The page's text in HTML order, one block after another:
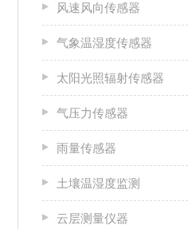
风速风向传感器
气象温湿度传感器
太阳光照辐射传感器
气压力传感器
雨量传感器
土壤温湿度监测
云层测量仪器